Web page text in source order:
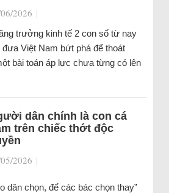
2026 |
trưởng kinh tế 2 con số từ nay
Việt Nam bứt phá để thoát
bài toán áp lực chưa từng có lên
dân chính là con cá
trên chiếc thớt độc
2026 |
dân chọn, để các bác chọn thay”